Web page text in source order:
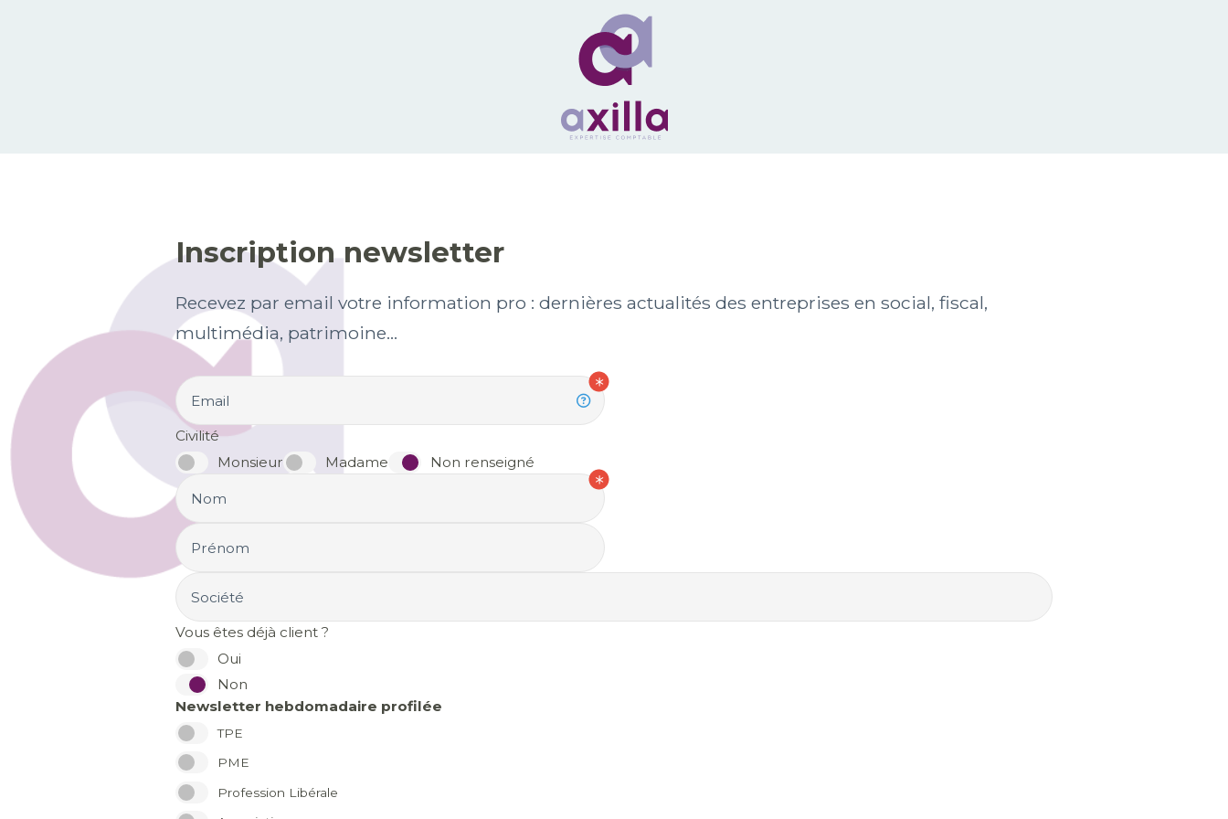
Inscription newsletter
Recevez par email votre information pro : dernières actualités des entreprises en social, fiscal,
multimédia, patrimoine...
Email
Monsieur Madame Non renseigné
Civilité
Nom
Prénom
Société
Oui
Non
Vous êtes déjà client ?
TPE
PME
Profession Libérale
Newsletter hebdomadaire profilée